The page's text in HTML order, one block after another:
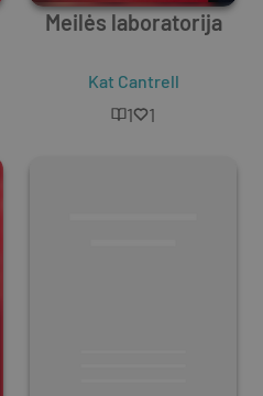
Meilės laboratorija
Kat Cantrell
1 1